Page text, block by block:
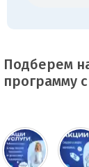
Подберем
программу